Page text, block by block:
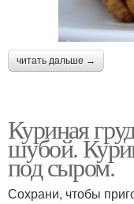
читать дальше →
Куриная
шубой.
под сыром.
Сохрани, чтобы